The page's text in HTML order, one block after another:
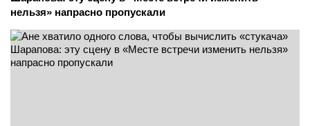
нельзя» напрасно пропускали